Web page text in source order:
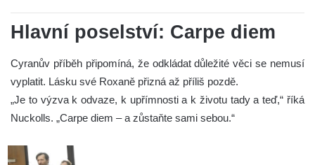
Hlavní poselství: Carpe diem
Cyranův příběh připomíná, že odkládat důležité věci se nemusí
vyplatit. Lásku své Roxaně přizná až příliš pozdě.
„Je to výzva k odvaze, k upřímnosti a k životu tady a teď,“ říká
Nuckolls. „Carpe diem – a zůstaňte sami sebou.“